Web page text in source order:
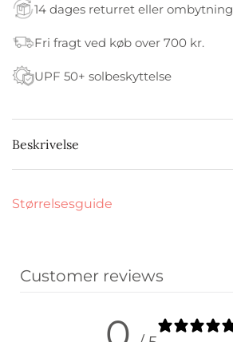
14 dages returret eller ombytning
Fri fragt ved køb over 700 kr.
UPF 50+ solbeskyttelse
Beskrivelse
Størrelsesguide
Customer reviews